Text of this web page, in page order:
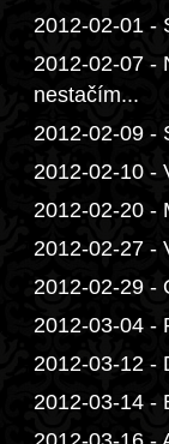
2012-02-01 -
2012-02-07 -
nestačím...
2012-02-09 -
2012-02-10 -
2012-02-20 -
2012-02-27 -
2012-02-29 -
2012-03-04 -
2012-03-12 -
2012-03-14 -